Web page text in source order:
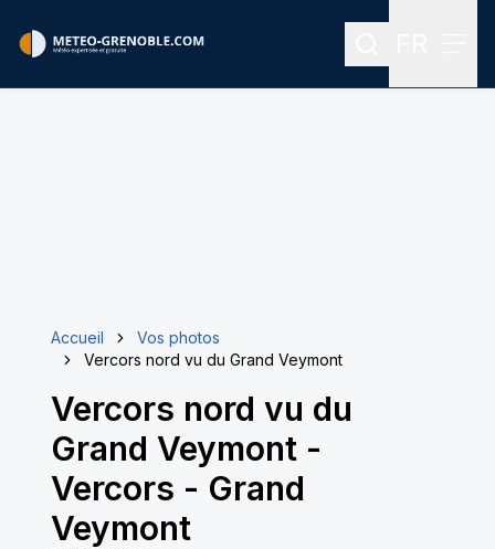
Rechercher
Accueil
Vos photos
Vercors nord vu du Grand Veymont
Vercors nord vu du
Grand Veymont-
Vercors - Grand
Veymont